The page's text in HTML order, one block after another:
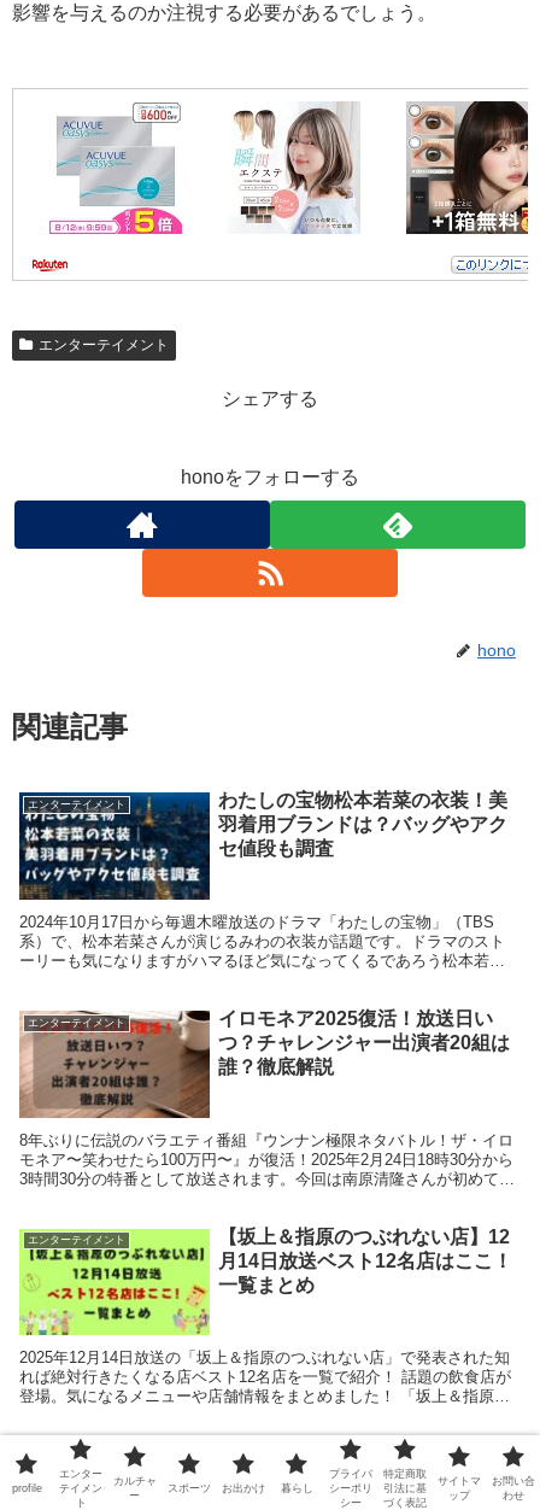
影響を与えるのか注視する必要があるでしょう。
エンターテイメント
シェアする
honoをフォローする
hono
関連記事
エンターテイメント
わたしの宝物松本若菜の衣装！美
羽着用ブランドは？バッグやアク
セ値段も調査
2024年10月17日から毎週木曜放送のドラマ「わたしの宝物」（TBS
系）で、松本若菜さんが演じるみわの衣装が話題です。ドラマのスト
ーリーも気になりますがハマるほど気になってくるであろう松本若菜
エンターテイメント
イロモネア2025復活！放送日い
つ？チャレンジャー出演者20組は
誰？徹底解説
8年ぶりに伝説のバラエティ番組『ウンナン極限ネタバトル！ザ・イロ
モネア〜笑わせたら100万円〜』が復活！2025年2月24日18時30分から
3時間30分の特番として放送されます。今回は南原清隆さんが初めてチ
エンターテイメント
【坂上＆指原のつぶれない店】12
月14日放送ベスト12名店はここ！
一覧まとめ
2025年12月14日放送の「坂上＆指原のつぶれない店」で発表された知
れば絶対行きたくなる店ベスト12名店を一覧で紹介！ 話題の飲食店が
登場。気になるメニューや店舗情報をまとめました！ 「坂上＆指原の
エンターテイメント
南くんの恋人最終回どうなった？
過去歴代ドラマ4作品の結末ネタバ
profile
エンター
テイメン
ト
カルチャ
ー
スポーツ お出かけ 暮らし
プライバ
シーポリ
シー
特定商取
引法に基
づく表記
サイトマ
ップ
お問い合
わせ